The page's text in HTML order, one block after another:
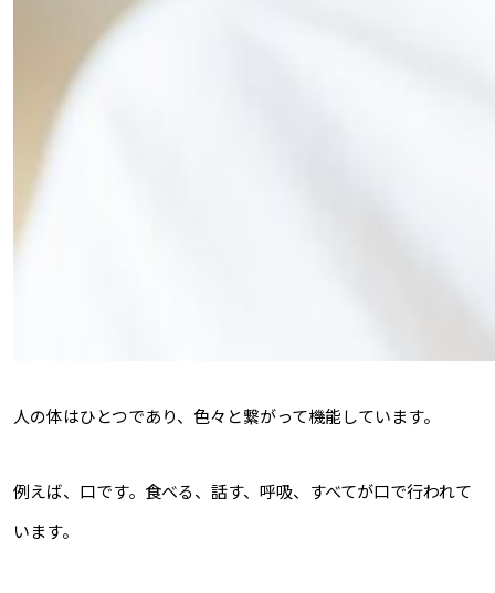
人の体はひとつであり、色々と繋がって機能しています。
例えば、口です。食べる、話す、呼吸、すべてが口で行われて
います。